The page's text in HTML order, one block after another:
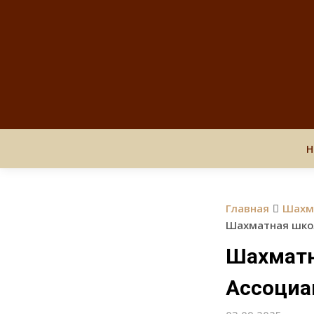
Главная
Шахматная